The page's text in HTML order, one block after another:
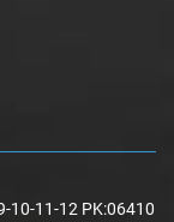
10-11-12 PK:06410